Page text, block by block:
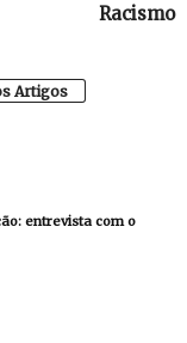
Racismo
Artigos
entrevista com o